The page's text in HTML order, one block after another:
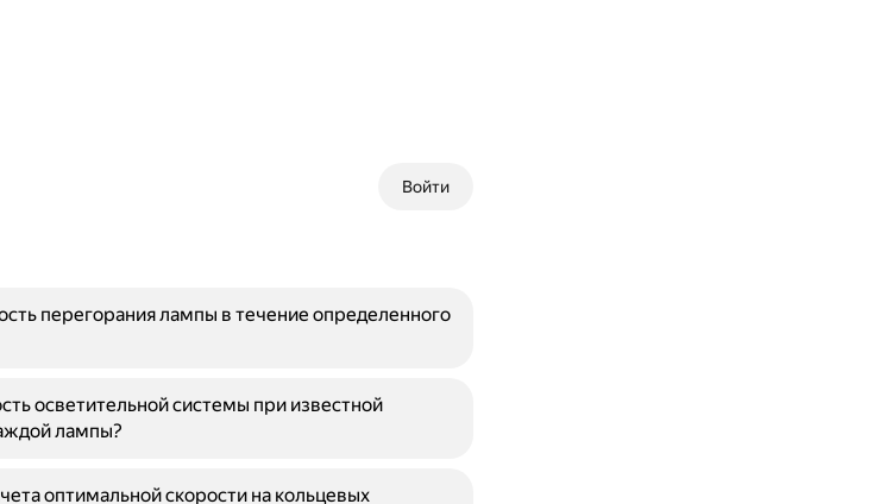
Войти
перегорания лампы в течение определенного
осветительной системы при известной
лампы?
оптимальной скорости на кольцевых